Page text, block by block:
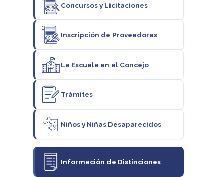
Concursos y Licitaciones
Inscripción de Proveedores
La Escuela en el Concejo
Trámites
Niños y Niñas Desaparecidos
Información de Distinciones